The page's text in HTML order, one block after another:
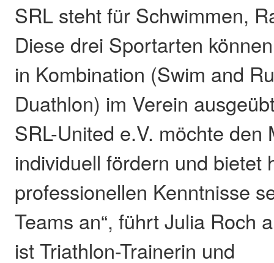
SRL steht für Schwimmen,
Diese drei Sportarten
in Kombination (Swim and
Duathlon) im Verein
SRL-United e.V. möchte den
individuell fördern und bietet
professionellen Kenntnisse
Teams an“, führt Julia Roch
ist Triathlon-Trainerin und